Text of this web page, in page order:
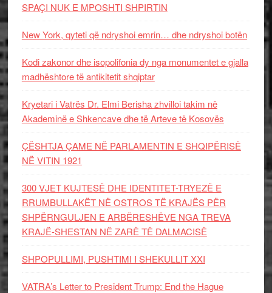
SPAÇI NUK E MPOSHTI SHPIRTIN
New York, qyteti që ndryshoi emrin… dhe ndryshoi botën
Kodi zakonor dhe isopolifonia dy nga monumentet e gjalla
madhështore të antikitetit shqiptar
Kryetari i Vatrës Dr. Elmi Berisha zhvilloi takim në
Akademinë e Shkencave dhe të Arteve të Kosovës
ÇËSHTJA ÇAME NË PARLAMENTIN E SHQIPËRISË
NË VITIN 1921
300 VJET KUJTESË DHE IDENTITET-TRYEZË E
RRUMBULLAKËT NË OSTROS TË KRAJËS PËR
SHPËRNGULJEN E ARBËRESHËVE NGA TREVA
KRAJË-SHESTAN NË ZARË TË DALMACISË
SHPOPULLIMI, PUSHTIMI I SHEKULLIT XXI
VATRA’s Letter to President Trump: End the Hague